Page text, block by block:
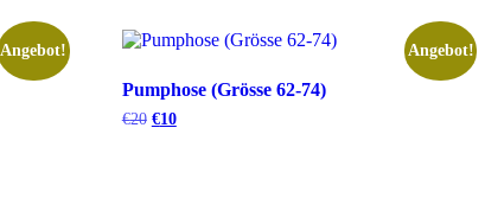
Angebot! Angebot!
Pumphose (Grösse 62-74)
€20 €10